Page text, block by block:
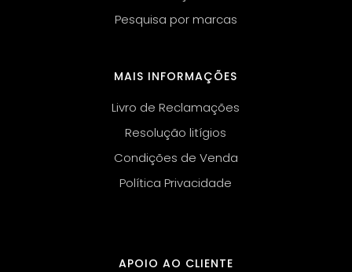
Pesquisa por marcas
MAIS INFORMAÇÕES
Livro de Reclamações
Resolução litígios
Condições de Venda
Política Privacidade
APOIO AO CLIENTE